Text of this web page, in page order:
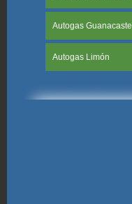
Autogas Guanacaste
Autogas Limón